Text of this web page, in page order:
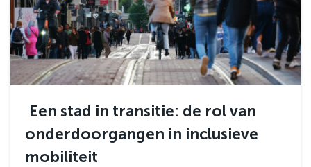
Een stad in transitie: de rol van
onderdoorgangen in inclusieve
mobiliteit